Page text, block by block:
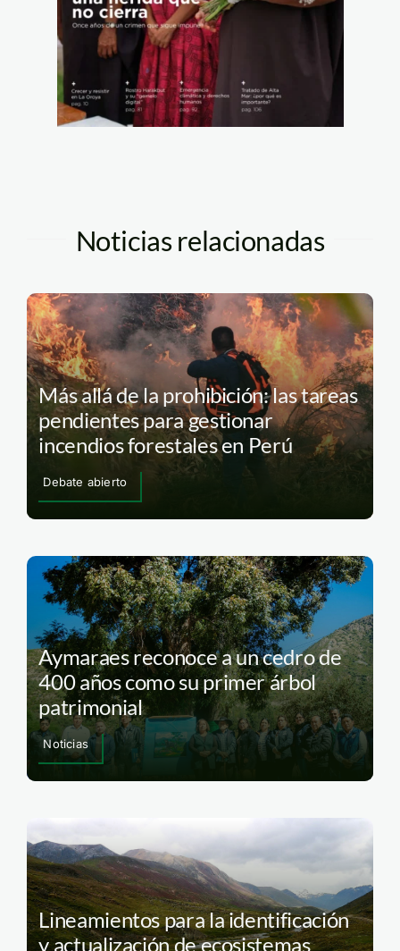
Noticias relacionadas
Más allá de la prohibición: las tareas
pendientes para gestionar
incendios forestales en Perú
Debate abierto
Aymaraes reconoce a un cedro de
400 años como su primer árbol
patrimonial
Noticias
Lineamientos para la identificación
y actualización de ecosistemas